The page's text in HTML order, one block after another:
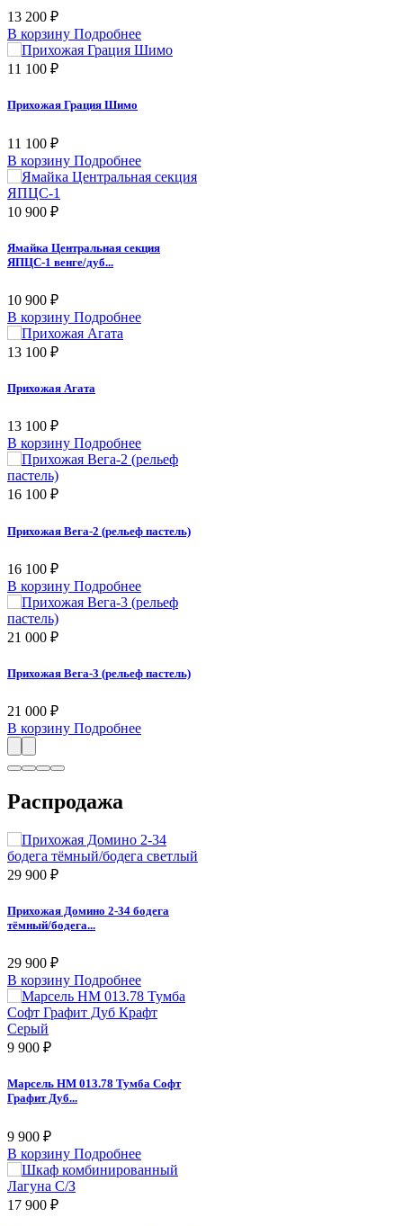
13 200 ₽
В корзину Подробнее
11 100 ₽
Прихожая Грация Шимо
11 100 ₽
В корзину Подробнее
10 900 ₽
Ямайка Центральная секция
ЯПЦС-1 венге/дуб...
10 900 ₽
В корзину Подробнее
13 100 ₽
Прихожая Агата
13 100 ₽
В корзину Подробнее
16 100 ₽
Прихожая Вега-2 (рельеф пастель)
16 100 ₽
В корзину Подробнее
21 000 ₽
Прихожая Вега-3 (рельеф пастель)
21 000 ₽
В корзину Подробнее
Распродажа
29 900 ₽
Прихожая Домино 2-34 бодега
тёмный/бодега...
29 900 ₽
В корзину Подробнее
9 900 ₽
Марсель НМ 013.78 Тумба Софт
Графит Дуб...
9 900 ₽
В корзину Подробнее
17 900 ₽